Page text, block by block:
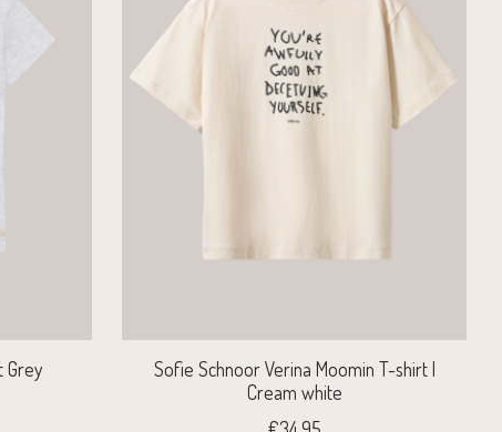
Grey
Sofie Schnoor Verina Moomin T-shirt |
Cream white